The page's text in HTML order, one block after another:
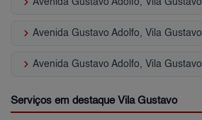
keyboard_arrow_right Avenida Gustavo Adolfo, Vila Gustavo
keyboard_arrow_right Avenida Gustavo Adolfo, Vila Gustavo
Serviços em destaque Vila Gustavo